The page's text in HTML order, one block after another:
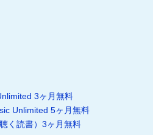
3ヶ月無料
Unlimited 5ヶ月無料
く読書）3ヶ月無料